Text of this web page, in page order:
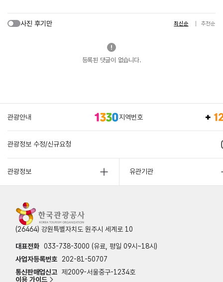
사진 후기만 최신순 추천순
등록된 댓글이 없습니다.
관광안내 지역번호
관광정보 수정/신규요청
관광정보 유관기관
(26464) 강원특별자치도 원주시 세계로 10
대표전화 033-738-3000 (유료, 평일 09시~18시)
사업자등록번호
202-81-50707
통신판매업신고 제2009-서울중구-1234호
이용 가이드